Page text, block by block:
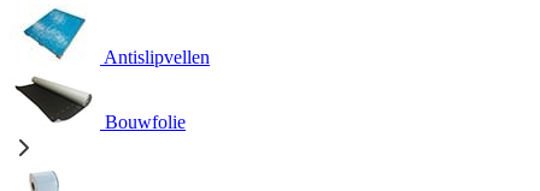
Antislipvellen
Bouwfolie